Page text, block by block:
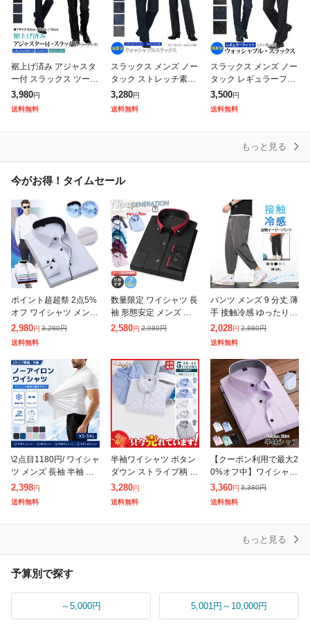
裾上げ済み アジャスタ
ー付 スラックス ツータ
ック ストレッチ ゆとり
レギュラーシルエット
メンズ ウォッシャブル
3,980円
送料無料
スラックス メンズ ノー
タック ストレッチ素材
春夏秋 3シーズン ウォ
ッシャブル 【クロネコ
ゆうパケット】 洗える
3,280円
送料無料
スラックス メンズ ノー
タック レギュラーフィ
ット ストレッチ素材 春
夏秋 3シーズン ウォッ
シャブル【クロネコゆ
3,500円
送料無料
もっと見る
今がお得！タイムセール
ポイント超超祭 2点5%
オフ ワイシャツ メンズ
長袖 形態安定 おしゃれ
ビジネス カジュアル レ
ギュラー 大きいサイズ
シン
2,980円 3,280円
送料無料
数量限定 ワイシャツ 長
袖 形態安定 メンズ カ
ジュアルシャツ ボタン
結婚式 お
2,580円 2,980円
パンツ メンズ 9 分丈 薄
手 接触冷感 ゆったり
カジュアル スポーツ 美
脚 メンズパンツ 無地
大きいサイズ 春夏 薄手
快
2,028円 2,880円
送料無料
\2点目1180円/ ワイシャ
ツ メンズ 長袖 半袖 シ
ャツ ビジネスシャツ ノ
ーアイロン ストレッチ
形態安定 接触冷感 吸汗
2,398円
送料無料
半袖ワイシャツ ボタン
ダウン ストライプ柄 無
地 クールビズ メンズ
紳士用 ワイシャツ カッ
ターシャツ グレー スト
3,280円
送料無料
【クーポン利用で最大2
0%オフ中】ワイシャツ
半袖 長袖 メンズ ビジ
ネス クールビズ 就活
サラリーマン フォーマ
3,360円 3,380円
送料無料
もっと見る
予算別で探す
～5,000円 5,001円～10,000円